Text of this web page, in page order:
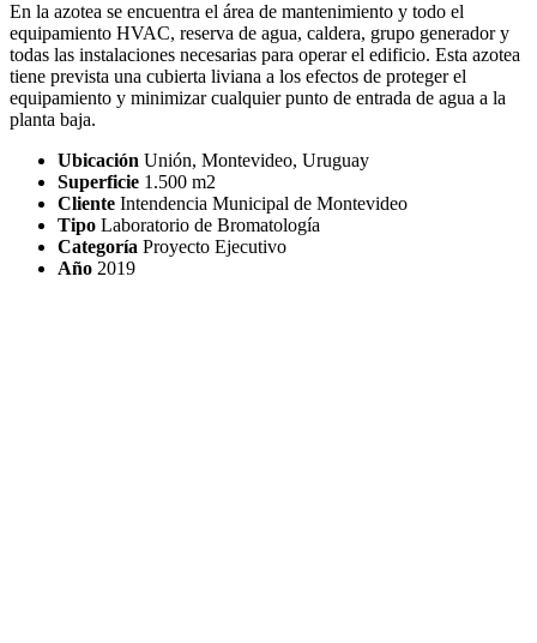
En la azotea se encuentra el área de mantenimiento y todo el
equipamiento HVAC, reserva de agua, caldera, grupo generador y
todas las instalaciones necesarias para operar el edificio. Esta azotea
tiene prevista una cubierta liviana a los efectos de proteger el
equipamiento y minimizar cualquier punto de entrada de agua a la
planta baja.
Ubicación Unión, Montevideo, Uruguay
Superficie 1.500 m2
Cliente Intendencia Municipal de Montevideo
Tipo Laboratorio de Bromatología
Categoría Proyecto Ejecutivo
Año 2019